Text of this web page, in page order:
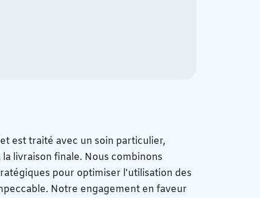
est traité avec un soin particulier,
livraison finale. Nous combinons
pour optimiser l'utilisation des
Notre engagement en faveur